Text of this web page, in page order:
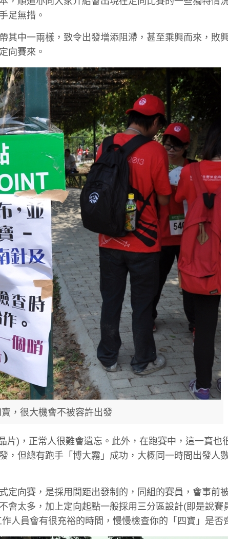
足無措。
其中一兩樣，致令出發增添阻滯，甚至乘興而來，敗
向賽來。
，很大機會不被容許出發
片)，正常人很難會遺忘。此外，在跑賽中，這一寶也
，但總有跑手「博大霧」成功，大概同一時間出發人
定向賽，是採用間距出發制的，同組的賽員，會事前
會太多，加上定向起點一般採用三分區設計(即是說賽
人員會有很充裕的時間，慢慢檢查你的「四寶」是否